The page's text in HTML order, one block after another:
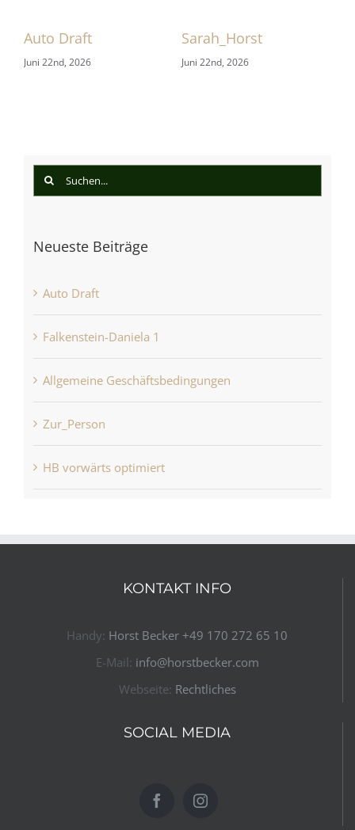
Auto Draft
Juni 22nd, 2026
Sarah_Horst
Juni 22nd, 2026
Suche
Neueste Beiträge
Auto Draft
Falkenstein-Daniela 1
Allgemeine Geschäftsbedingungen
Zur_Person
HB vorwärts optimiert
KONTAKT INFO
Handy: Horst Becker ​+49 170 272 65 10​
E-Mail: info@horstbecker.com
Webseite: Rechtliches
SOCIAL MEDIA